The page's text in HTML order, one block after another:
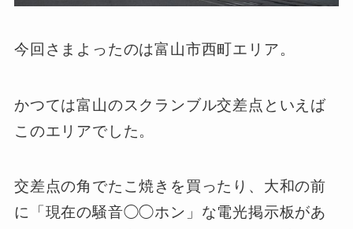
今回さまよったのは富山市西町エリア。
かつては富山のスクランブル交差点といえば
このエリアでした。
交差点の角でたこ焼きを買ったり、大和の前
に「現在の騒音◯◯ホン」な電光掲示板があ